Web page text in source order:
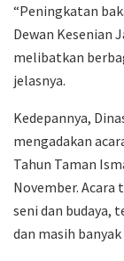
“Peningkatan
Dewan Kesenian
melibatkan
jelasnya.
Kedepannya,
mengadakan
Tahun Taman
November.
seni dan budaya,
dan masih